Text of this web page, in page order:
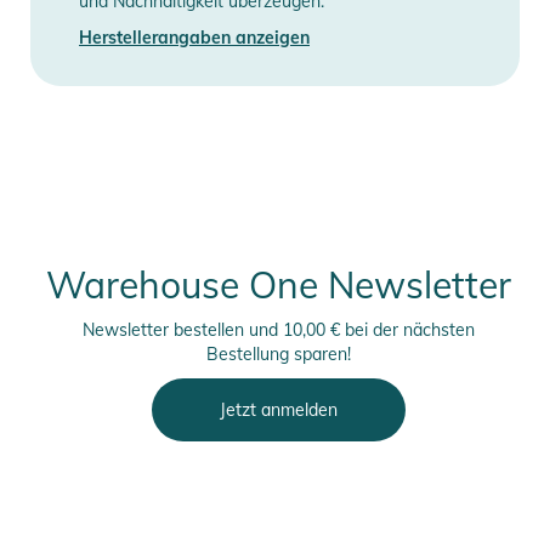
Gebrauchsanweisungen, Sicherheitshinweise und Warnungen
Herstellerangaben anzeigen
Warehouse One Newsletter
Newsletter bestellen und 10,00 € bei der nächsten
Bestellung sparen!
Jetzt anmelden